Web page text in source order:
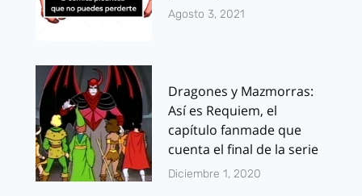
Agosto 3, 2021
Dragones y Mazmorras:
Así es Requiem, el
capítulo fanmade que
cuenta el final de la serie
Diciembre 1, 2020